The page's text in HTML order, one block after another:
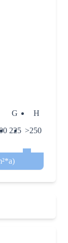
G
H
225 >250